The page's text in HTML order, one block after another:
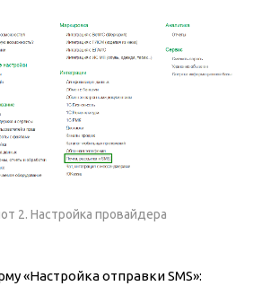
2. Настройка провайдера
«Настройка отправки SMS»: